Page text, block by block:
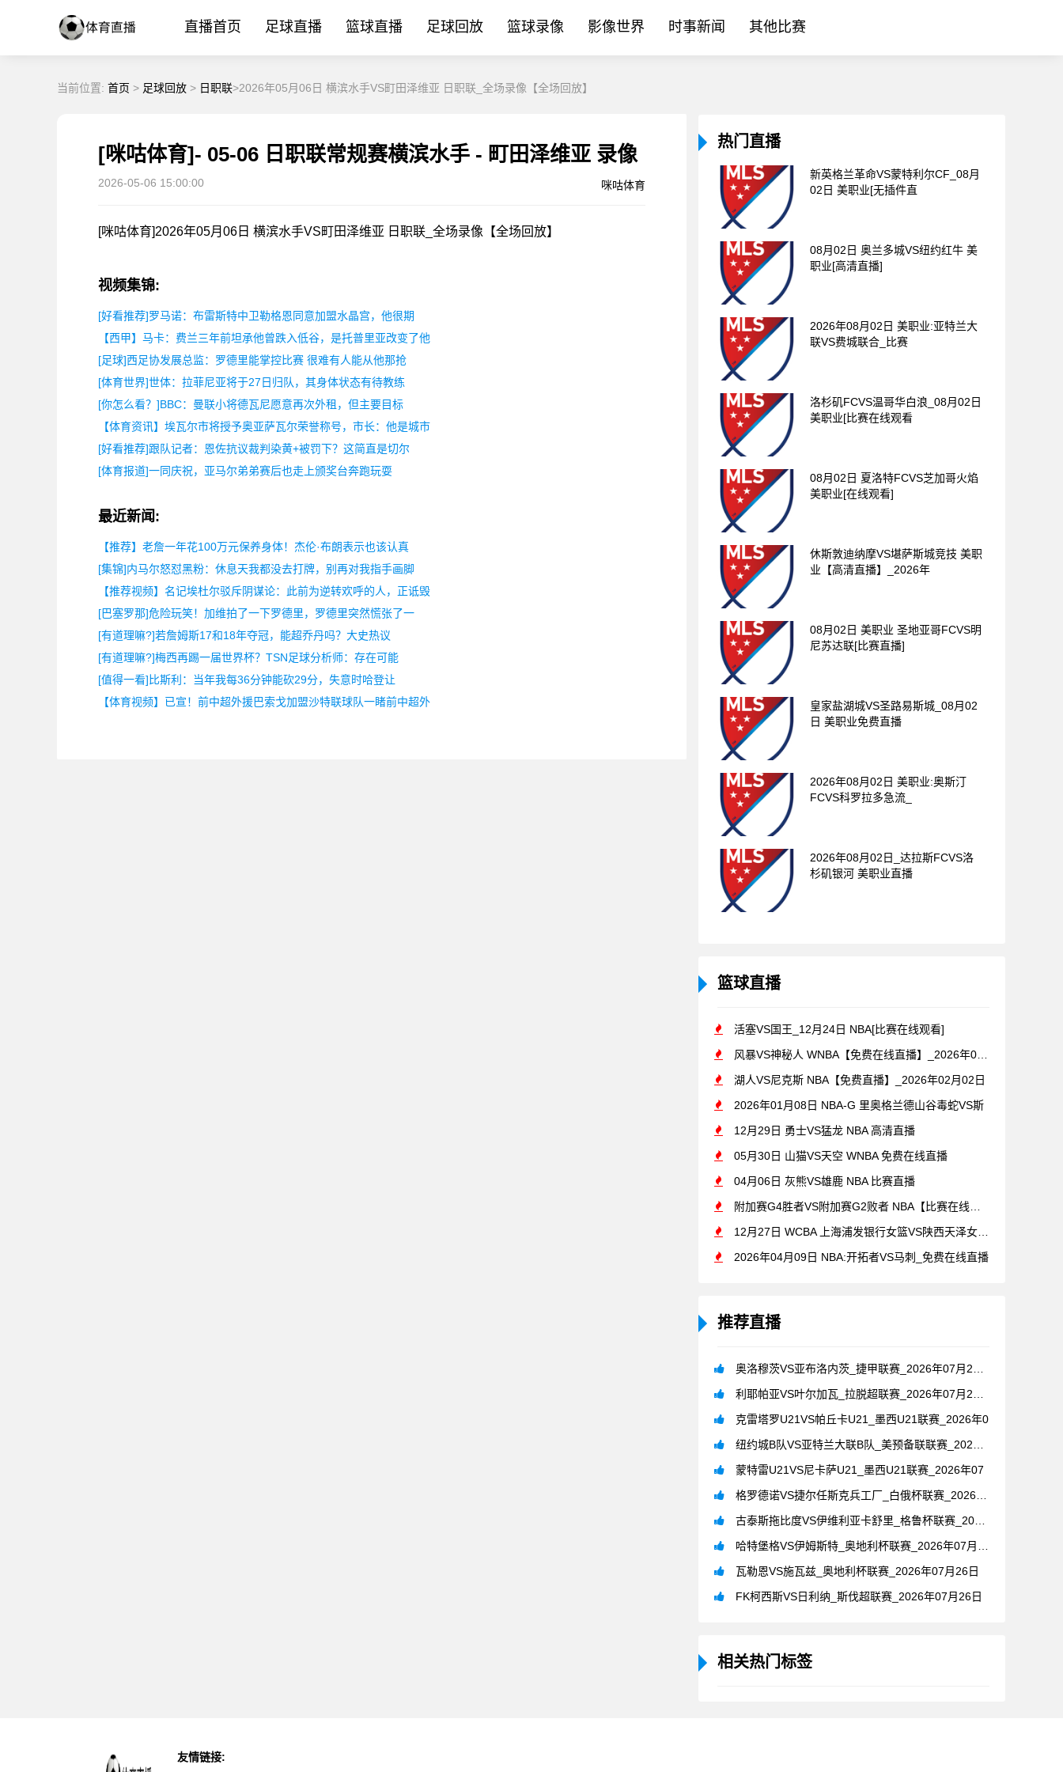
直播首页 足球直播 篮球直播 足球回放 篮球录像 影像世界 时事新闻 其他比赛
当前位置: 首页 > 足球回放 > 日职联>2026年05月06日 横滨水手VS町田泽维亚 日职联_全场录像【全场回放】
[咪咕体育]- 05-06 日职联常规赛横滨水手 - 町田泽维亚 录像
2026-05-06 15:00:00 咪咕体育
[咪咕体育]2026年05月06日 横滨水手VS町田泽维亚 日职联_全场录像【全场回放】
视频集锦:
[好看推荐]罗马诺：布雷斯特中卫勒格恩同意加盟水晶宫，他很期
【西甲】马卡：费兰三年前坦承他曾跌入低谷，是托普里亚改变了他
[足球]西足协发展总监：罗德里能掌控比赛 很难有人能从他那抢
[体育世界]世体：拉菲尼亚将于27日归队，其身体状态有待教练
[你怎么看？]BBC：曼联小将德瓦尼愿意再次外租，但主要目标
【体育资讯】埃瓦尔市将授予奥亚萨瓦尔荣誉称号，市长：他是城市
[好看推荐]跟队记者：恩佐抗议裁判染黄+被罚下？这简直是切尔
[体育报道]一同庆祝，亚马尔弟弟赛后也走上颁奖台奔跑玩耍
最近新闻:
【推荐】老詹一年花100万元保养身体！杰伦·布朗表示也该认真
[集锦]内马尔怒怼黑粉：休息天我都没去打牌，别再对我指手画脚
【推荐视频】名记埃杜尔驳斥阴谋论：此前为逆转欢呼的人，正诋毁
[巴塞罗那]危险玩笑！加维拍了一下罗德里，罗德里突然慌张了一
[有道理嘛?]若詹姆斯17和18年夺冠，能超乔丹吗？大史热议
[有道理嘛?]梅西再踢一届世界杯？TSN足球分析师：存在可能
[值得一看]比斯利：当年我每36分钟能砍29分，失意时哈登让
【体育视频】已宣！前中超外援巴索戈加盟沙特联球队一睹前中超外
热门直播
新英格兰革命VS蒙特利尔CF_08月
02日 美职业[无插件直
08月02日 奥兰多城VS纽约红牛 美
职业[高清直播]
2026年08月02日 美职业:亚特兰大
联VS费城联合_比赛
洛杉矶FCVS温哥华白浪_08月02日
美职业[比赛在线观看
08月02日 夏洛特FCVS芝加哥火焰
美职业[在线观看]
休斯敦迪纳摩VS堪萨斯城竞技 美职
业【高清直播】_2026年
08月02日 美职业 圣地亚哥FCVS明
尼苏达联[比赛直播]
皇家盐湖城VS圣路易斯城_08月02
日 美职业免费直播
2026年08月02日 美职业:奥斯汀
FCVS科罗拉多急流_
2026年08月02日_达拉斯FCVS洛
杉矶银河 美职业直播
篮球直播
活塞VS国王_12月24日 NBA[比赛在线观看]
风暴VS神秘人 WNBA【免费在线直播】_2026年07月1
湖人VS尼克斯 NBA【免费直播】_2026年02月02日
2026年01月08日 NBA-G 里奥格兰德山谷毒蛇VS斯
12月29日 勇士VS猛龙 NBA 高清直播
05月30日 山猫VS天空 WNBA 免费在线直播
04月06日 灰熊VS雄鹿 NBA 比赛直播
附加赛G4胜者VS附加赛G2败者 NBA【比赛在线观看】_2
12月27日 WCBA 上海浦发银行女篮VS陕西天泽女篮[在
2026年04月09日 NBA:开拓者VS马刺_免费在线直播
推荐直播
奥洛穆茨VS亚布洛内茨_捷甲联赛_2026年07月26日
利耶帕亚VS叶尔加瓦_拉脱超联赛_2026年07月26日
克雷塔罗U21VS帕丘卡U21_墨西U21联赛_2026年0
纽约城B队VS亚特兰大联B队_美预备联联赛_2026年07月
蒙特雷U21VS尼卡萨U21_墨西U21联赛_2026年07
格罗德诺VS捷尔任斯克兵工厂_白俄杯联赛_2026年07月2
古泰斯拖比度VS伊维利亚卡舒里_格鲁杯联赛_2026年07月
哈特堡格VS伊姆斯特_奥地利杯联赛_2026年07月26日
瓦勒恩VS施瓦兹_奥地利杯联赛_2026年07月26日
FK柯西斯VS日利纳_斯伐超联赛_2026年07月26日
相关热门标签
友情链接: